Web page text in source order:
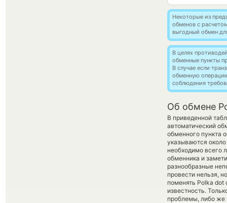
Некоторые из
обменов с
выгодный обмен
В целях
обменные пункты
В случае если
обменную
соблюдения
Об обмене
В приведенной
автоматический
обменного пункта
указываются
необходимо всего
обменника и
разнообразные
провести нельзя,
поменять Polka dot
известность.
проблемы, либо же